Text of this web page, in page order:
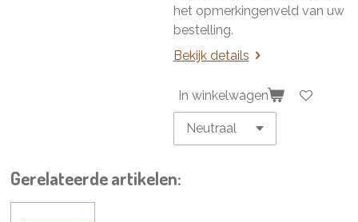
het opmerkingenveld van uw
bestelling.
Bekijk details
In winkelwagen
Gerelateerde artikelen: